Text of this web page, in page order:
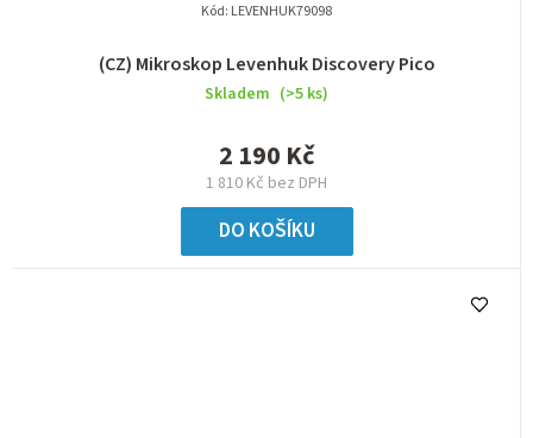
(CZ) Mikroskop Levenhuk Discovery Pico
Skladem (>5 ks)
1 810 Kč bez DPH
2 190 Kč
DO KOŠÍKU
Kód: LEVENHUK79098